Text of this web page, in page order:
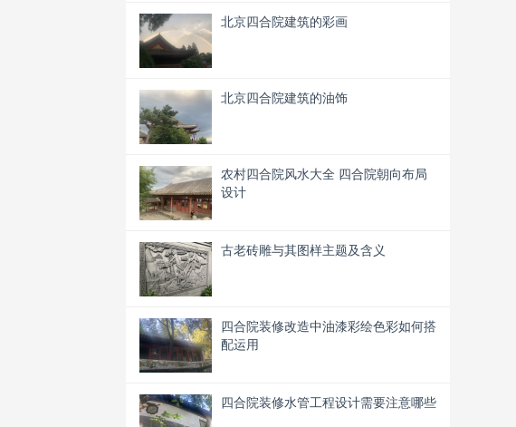
北京四合院建筑的彩画
北京四合院建筑的油饰
农村四合院风水大全 四合院朝向布局
设计
古老砖雕与其图样主题及含义
四合院装修改造中油漆彩绘色彩如何搭
配运用
四合院装修水管工程设计需要注意哪些